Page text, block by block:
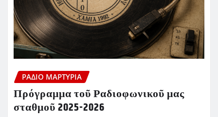
ΡΆΔΙΟ ΜΑΡΤΥΡΊΑ
Πρόγραμμα τοῦ Ραδιοφωνικοῦ μας
σταθμοῦ 2025-2026